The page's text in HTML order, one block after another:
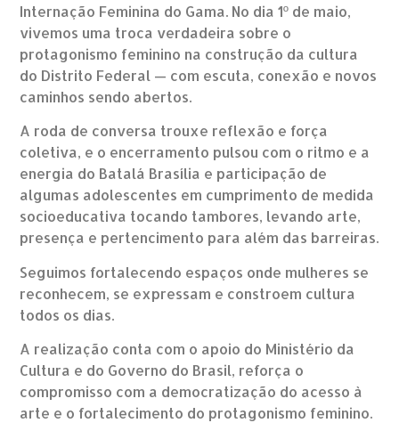
Internação Feminina do Gama. No dia 1º de maio,
vivemos uma troca verdadeira sobre o
protagonismo feminino na construção da cultura
do Distrito Federal — com escuta, conexão e novos
caminhos sendo abertos.
A roda de conversa trouxe reflexão e força
coletiva, e o encerramento pulsou com o ritmo e a
energia do Batalá Brasília e participação de
algumas adolescentes em cumprimento de medida
socioeducativa tocando tambores, levando arte,
presença e pertencimento para além das barreiras.
Seguimos fortalecendo espaços onde mulheres se
reconhecem, se expressam e constroem cultura
todos os dias.
A realização conta com o apoio do Ministério da
Cultura e do Governo do Brasil, reforça o
compromisso com a democratização do acesso à
arte e o fortalecimento do protagonismo feminino.